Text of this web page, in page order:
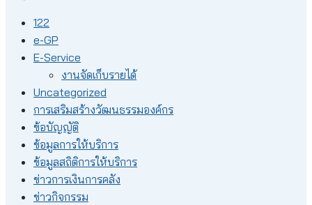
122
e-GP
E-Service
งานจัดเก็บรายได้
Uncategorized
การเสริมสร้างวัฒนธรรมองค์กร
ข้อบัญญัติ
ข้อมูลการให้บริการ
ข้อมูลสถิติการให้บริการ
ข่าวการเงินการคลัง
ข่าวกิจกรรม